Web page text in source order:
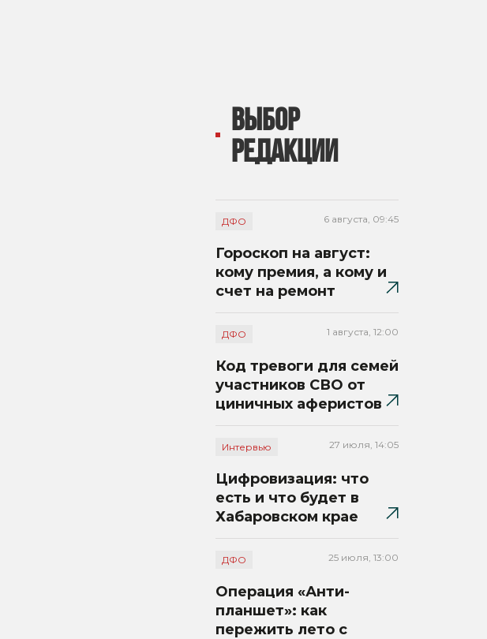
ВЫБОР
РЕДАКЦИИ
ДФО 6 августа, 09:45
Гороскоп на август:
кому премия, а кому и
счет на ремонт
ДФО 1 августа, 12:00
Код тревоги для семей
участников СВО от
циничных аферистов
Интервью 27 июля, 14:05
Цифровизация: что
есть и что будет в
Хабаровском крае
ДФО 25 июля, 13:00
Операция «Анти-
планшет»: как
пережить лето с